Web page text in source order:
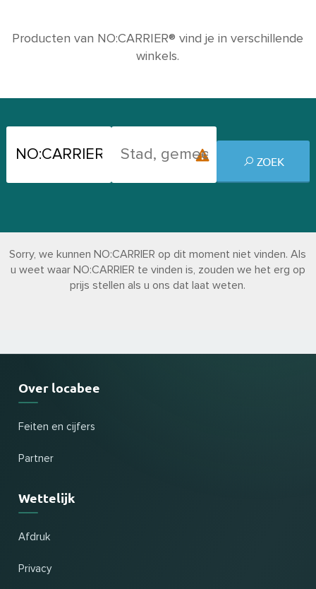
Producten van NO:CARRIER® vind je in verschillende
winkels.
ZOEK
Sorry, we kunnen NO:CARRIER op dit moment niet vinden. Als
u weet waar NO:CARRIER te vinden is, zouden we het erg op
prijs stellen als u ons dat laat weten.
Over locabee
Feiten en cijfers
Partner
Wettelijk
Afdruk
Privacy